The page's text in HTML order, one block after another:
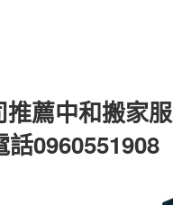
薦中和搬家
0960551908